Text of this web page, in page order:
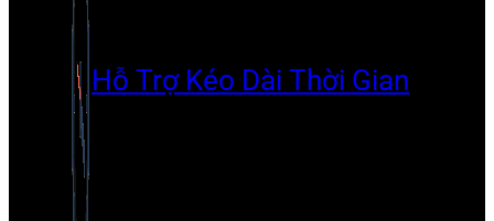
Hỗ Trợ Kéo Dài Thời Gian